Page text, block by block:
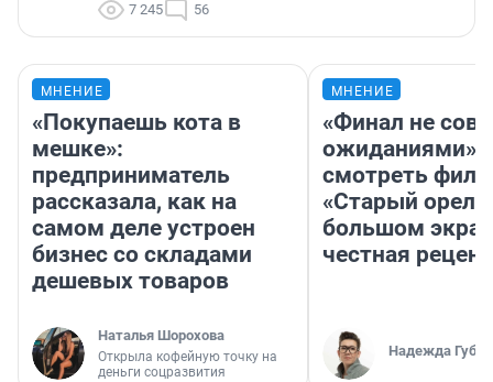
7 245 56
МНЕНИЕ
«Покупаешь кота в
мешке»:
предприниматель
рассказала, как на
самом деле устроен
бизнес со складами
дешевых товаров
Наталья Шорохова
Открыла кофейную точку на
деньги соцразвития
МНЕНИЕ
«Финал не
ожиданиями»:
смотреть
«Старый орел»
большом
честная
Надежда